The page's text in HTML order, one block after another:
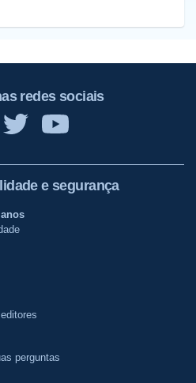
redes sociais
e segurança
perguntas